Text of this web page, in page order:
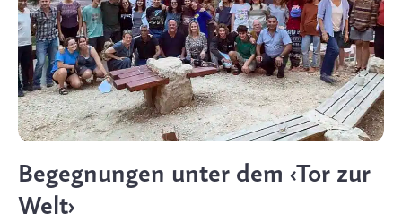
Begegnungen unter dem ‹Tor zur
Welt›